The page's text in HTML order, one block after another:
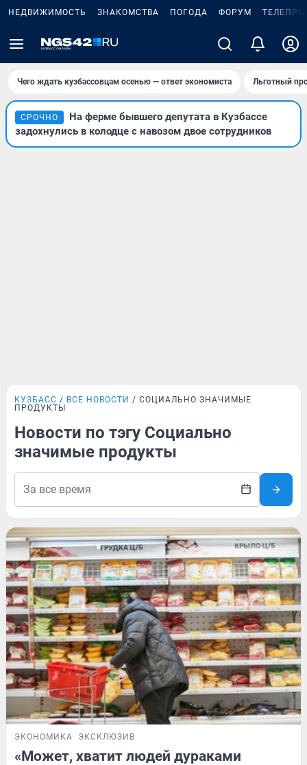
НЕДВИЖИМОСТЬ ЗНАКОМСТВА ПОГОДА ФОРУМ
Чего ждать кузбассовцам осенью — ответ экономиста Льготный
СРОЧНО
На ферме бывшего депутата в Кузбассе
задохнулись в колодце с навозом двое сотрудников
КУЗБАСС ВСЕ НОВОСТИ
СОЦИАЛЬНО ЗНАЧИМЫЕ
ПРОДУКТЫ
Новости по тэгу Социально
значимые продукты
ЭКОНОМИКА ЭКСКЛЮЗИВ
«Может, хватит людей дураками